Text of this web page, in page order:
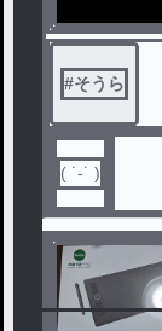
#そうら
( ˙-˙ )